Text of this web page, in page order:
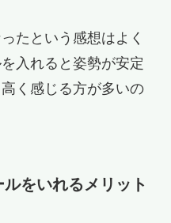
たという感想はよく
入れると姿勢が安定
く感じる方が多いの
をいれるメリット